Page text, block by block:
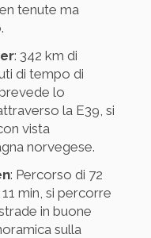
tenute ma
: 342 km di
di tempo di
lo
la E39, si
vista
norvegese.
: Percorso di 72
min, si percorre
in buone
sulla